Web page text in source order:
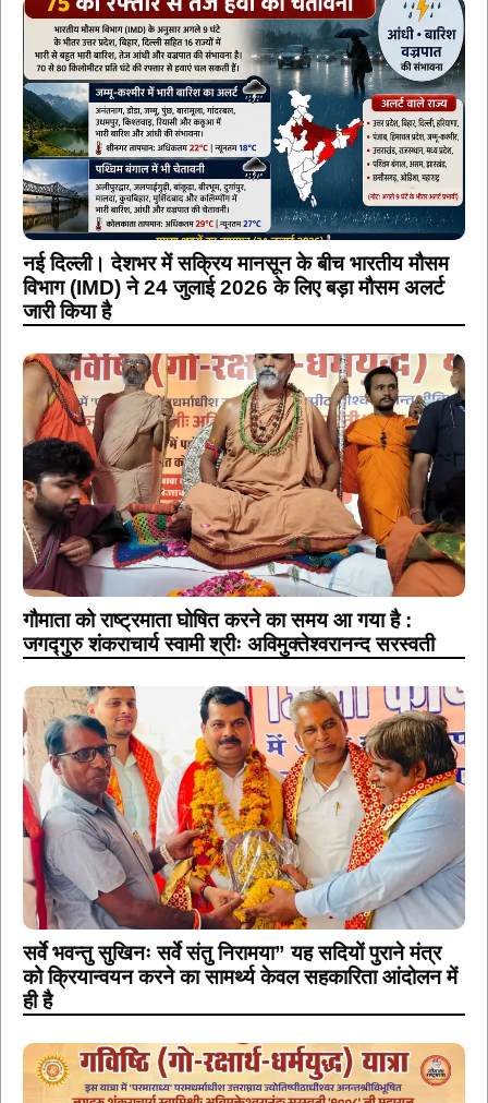
नई दिल्ली। देशभर में सक्रिय मानसून के बीच भारतीय मौसम
विभाग (IMD) ने 24 जुलाई 2026 के लिए बड़ा मौसम अलर्ट
जारी किया है
गौमाता को राष्ट्रमाता घोषित करने का समय आ गया है :
जगद्गुरु शंकराचार्य स्वामी श्रीः अविमुक्तेश्वरानन्द सरस्वती
सर्वे भवन्तु सुखिनः सर्वे संतु निरामया” यह सदियों पुराने मंत्र
को क्रियान्वयन करने का सामर्थ्य केवल सहकारिता आंदोलन में
ही है